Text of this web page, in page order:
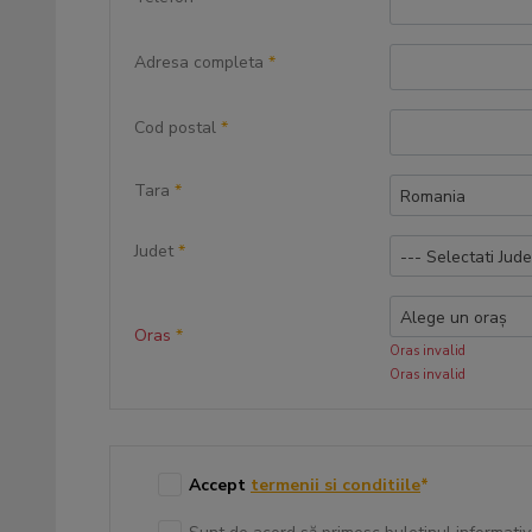
Adresa completa *
Cod postal *
Tara * Romania
Judet * --- Selectati
Oras *
Alege un oraș
Oras invalid
Oras invalid
Accept termenii si conditiile*